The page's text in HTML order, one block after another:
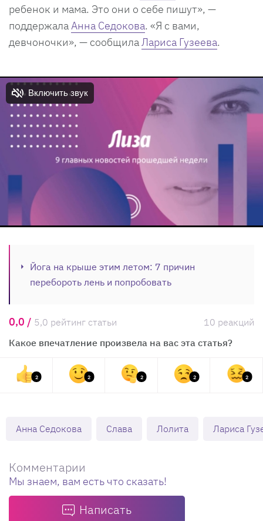
ребенок и мама. Это они о себе пишут», —
поддержалаАнна Седокова. «Я с вами,
девчоночки», — сообщилаЛариса Гузеева.
Йога на крыше этим летом: 7 причин
перебороть лень и попробовать
0,0 / 5,0 рейтинг статьи
10 реакций
Какое впечатление произвела на вас эта статья?
2 2 2 2 2
Анна Седокова Слава Лолита Лариса
Комментарии
Мы знаем, вам есть что сказать!
Написать